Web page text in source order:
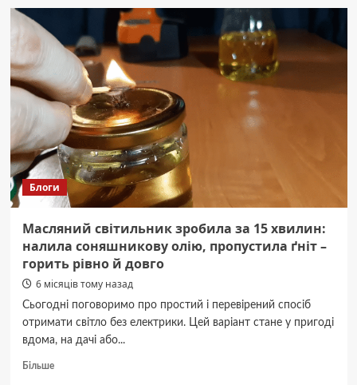
об’єктів
Печерської
лаври
пошкоджені
внаслідок
атаки
Росії
Блоги
Масляний світильник зробила за 15 хвилин:
налила соняшникову олію, пропустила ґніт –
горить рівно й довго
6 місяців тому назад
Сьогодні поговоримо про простий і перевірений спосіб
отримати світло без електрики. Цей варіант стане у пригоді
вдома, на дачі або...
БільшеДокладніше